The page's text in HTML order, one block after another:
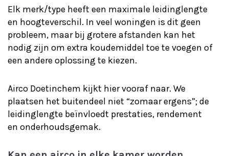
Elk merk/type heeft een maximale leidinglengte
en hoogteverschil. In veel woningen is dit geen
probleem, maar bij grotere afstanden kan het
nodig zijn om extra koudemiddel toe te voegen of
een andere oplossing te kiezen.
Airco Doetinchem kijkt hier vooraf naar. We
plaatsen het buitendeel niet “zomaar ergens”; de
leidinglengte beïnvloedt prestaties, rendement
en onderhoudsgemak.